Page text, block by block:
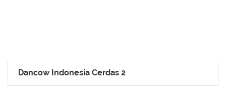
Dancow Indonesia Cerdas 2